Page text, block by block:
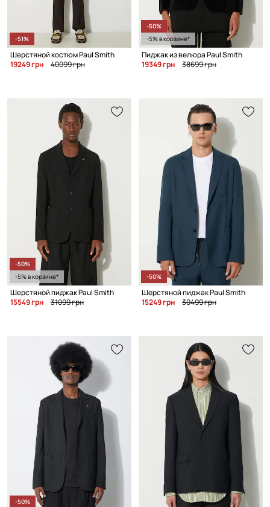
-51%
Шерстяной костюм Paul Smith
19249 грн
40099 грн
-50%
-5% в корзине*
Пиджак из велюра Paul Smith
19349 грн
38699 грн
-50%
-5% в корзине*
Шерстяной пиджак Paul Smith
15549 грн
31099 грн
-50%
Шерстяной пиджак Paul Smith
15249 грн
30499 грн
-50%